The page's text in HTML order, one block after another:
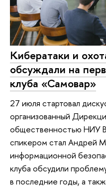
Кибератаки и
обсуждали на
клуба «Самовар»
27 июля стартовал
организованный
общественностью НИУ
спикером стал Андрей
информационной
клуба обсудили
в последние годы, а